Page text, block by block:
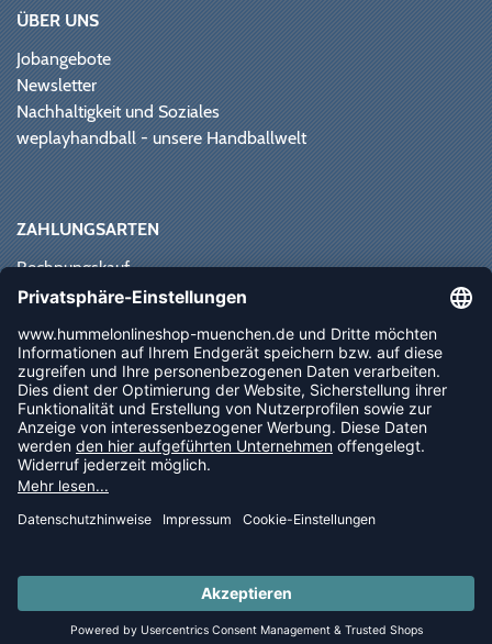
LAST PIECES: Bekleidung - Spare bis zu 65%
ÜBER UNS
Jobangebote
Newsletter
Nachhaltigkeit und Soziales
weplayhandball - unsere Handballwelt
ZAHLUNGSARTEN
Rechnungskauf
Paypal
Vorkasse
Sofortüberweisung
NEWSLETTER